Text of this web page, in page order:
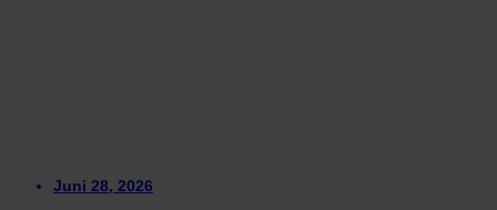
Juni 28, 2026